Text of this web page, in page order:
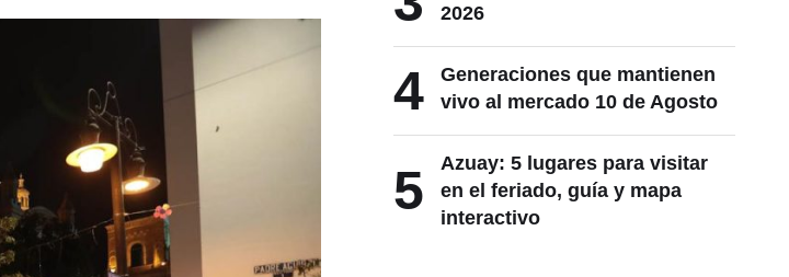
2026
4
Generaciones que mantienen
vivo al mercado 10 de Agosto
5
Azuay: 5 lugares para visitar
en el feriado, guía y mapa
interactivo